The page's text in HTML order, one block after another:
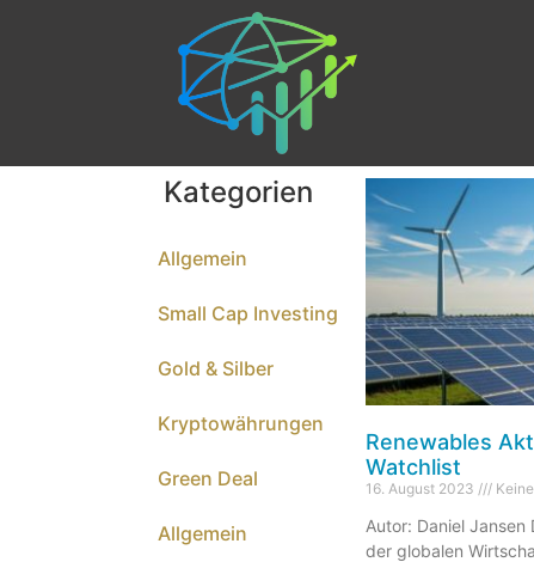
Kategorien
Allgemein
Small Cap Investing
Gold & Silber
Kryptowährungen
Green Deal
Allgemein
Renewables
Watchlist
16. August 2023
Autor: Daniel Jansen
der globalen